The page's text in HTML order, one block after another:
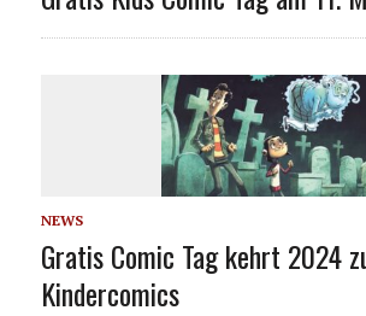
NEWS
Gratis Comic Tag kehrt 2024
Kindercomics